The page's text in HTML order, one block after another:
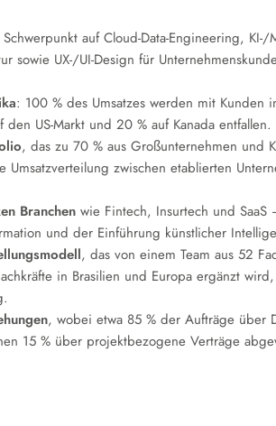
auf Cloud-Data-Engineering, KI-/
sowie UX-/UI-Design für
: 100 % des Umsatzes werden mit Kunden
US-Markt und 20 % auf Kanada entfallen.
, das zu 70 % aus Großunternehmen und
zwischen etablierten
Branchen wie Fintech, Insurtech und
und der Einführung künstlicher
, das von einem Team aus 52
in Brasilien und Europa ergänzt
, wobei etwa 85 % der Aufträge über
15 % über projektbezogene Verträge